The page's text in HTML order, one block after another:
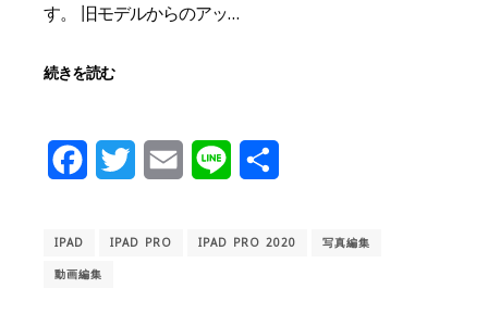
す。 旧モデルからのアッ…
続きを読む
FacebookTwitter Email Line
IPAD IPAD PRO IPAD PRO 2020 写真編集
動画編集